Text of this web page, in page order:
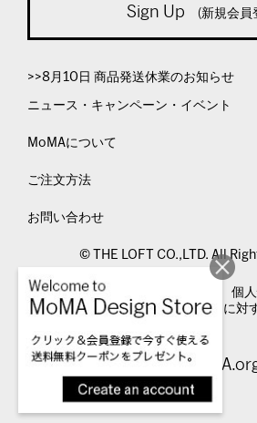
Sign Up (新規会員
>>8月10日 商品発送休業のお知らせ
ニュース・キャンペーン・イベント
MoMAについて
ご注文方法
お問い合わせ
© THE LOFT CO.,LTD. All
特定商取引法表示
個
カスタマーハラスメントに対
Visit